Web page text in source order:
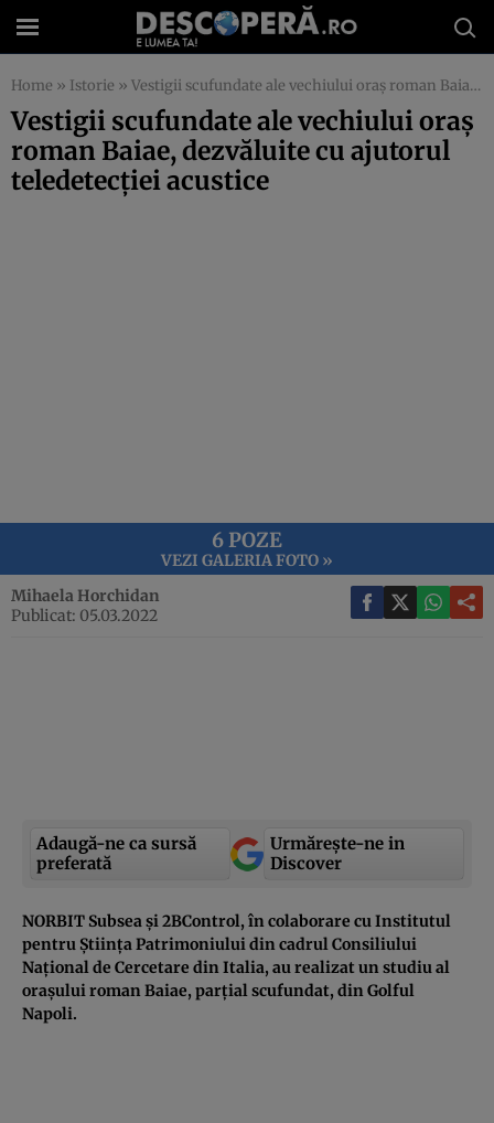
Home » Istorie » Vestigii scufundate ale vechiului oraș roman Baiae, dezvăluite cu ajutorul teledetecției acustice
Vestigii scufundate ale vechiului oraș
roman Baiae, dezvăluite cu ajutorul
teledetecției acustice
6 POZE
VEZI GALERIA FOTO »
Mihaela Horchidan
Publicat: 05.03.2022
Adaugă-ne ca sursă
preferată
Urmărește-ne in
Discover
NORBIT Subsea și 2BControl, în colaborare cu Institutul
pentru Știința Patrimoniului din cadrul Consiliului
Național de Cercetare din Italia, au realizat un studiu al
orașului roman Baiae, parțial scufundat, din Golful
Napoli.